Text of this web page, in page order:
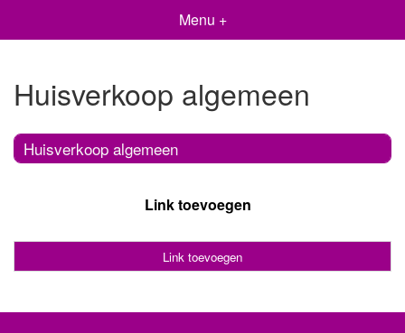
Menu +
Huisverkoop algemeen
Huisverkoop algemeen
Link toevoegen
Link toevoegen